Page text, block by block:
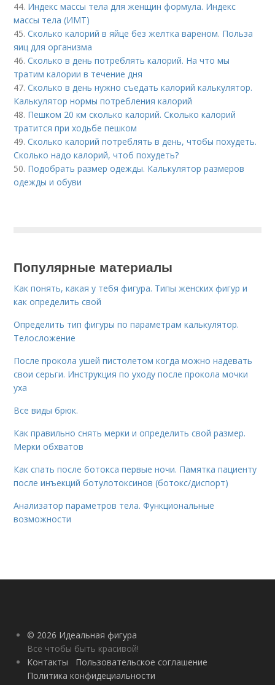
44. Индекс массы тела для женщин формула. Индекс
массы тела (ИМТ)
45.Сколько калорий в яйце без желтка вареном. Польза
яиц для организма
46.Сколько в день потреблять калорий. На что мы
тратим калории в течение дня
47.Сколько в день нужно съедать калорий калькулятор.
Калькулятор нормы потребления калорий
48. Пешком 20 км сколько калорий. Сколько калорий
тратится при ходьбе пешком
49.Сколько калорий потреблять в день, чтобы похудеть.
Сколько надо калорий, чтоб похудеть?
50. Подобрать размер одежды. Калькулятор размеров
одежды и обуви
Популярные материалы
Как понять, какая у тебя фигура. Типы женских фигур и
как определить свой
Определить тип фигуры по параметрам калькулятор.
Телосложение
После прокола ушей пистолетом когда можно надевать
свои серьги. Инструкция по уходу после прокола мочки
уха
Все виды брюк.
Как правильно снять мерки и определить свой размер.
Мерки обхватов
Как спать после ботокса первые ночи. Памятка пациенту
после инъекций ботулотоксинов (ботокс/диспорт)
Анализатор параметров тела. Функциональные
возможности
© 2026 Идеальная фигура
Всё чтобы быть красивой!
Контакты
Пользовательское соглашение
Политика конфидециальности